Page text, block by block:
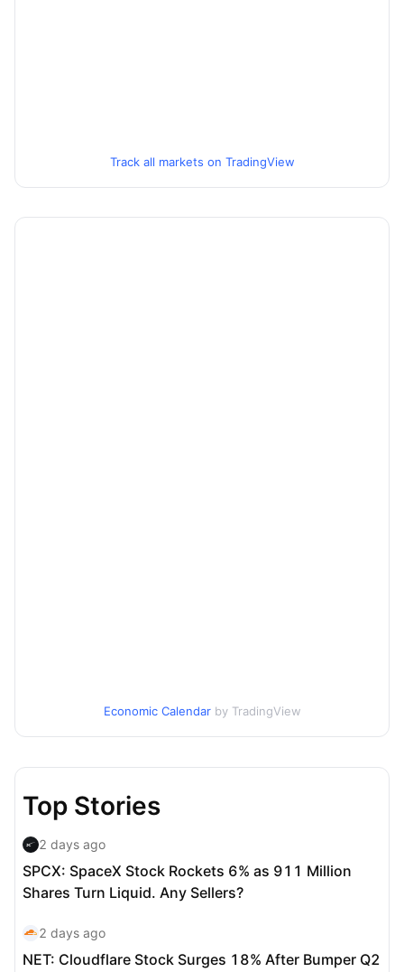
Track all markets on TradingView
Economic Calendar by TradingView